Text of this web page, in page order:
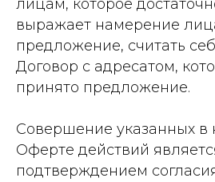
лицам, которое
выражает намерение
предложение, считать
Договор с адресатом,
принято предложение.
Совершение указанных в
Оферте действий
подтверждением